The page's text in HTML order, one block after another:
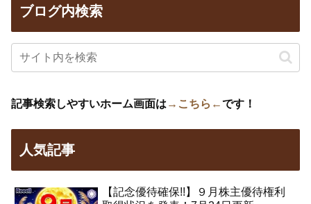
ブログ内検索
記事検索しやすいホーム画面は →こちら←です！
人気記事
【記念優待確保!!】９月株主優待権利